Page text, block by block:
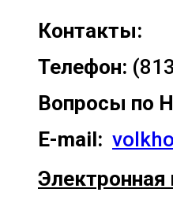
Контакты:
Телефон:
Вопросы по
E-mail:
Электронная